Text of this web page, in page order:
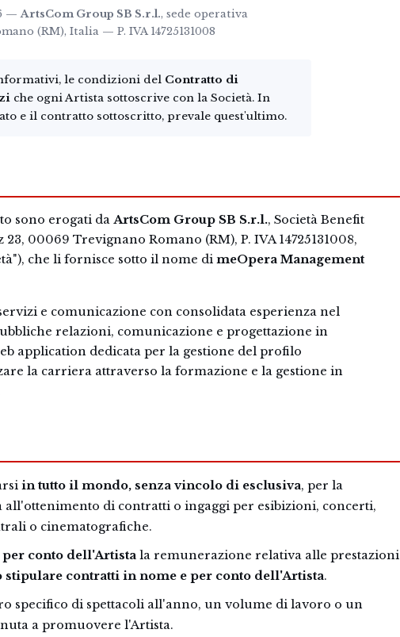
—ArtsCom Group SB S.r.l., sede operativa
(RM), Italia — P. IVA 14725131008
le condizioni del Contratto di
che ogni Artista sottoscrive con la Società. In
e il contratto sottoscritto, prevale quest'ultimo.
sono erogati da ArtsCom Group SB S.r.l., Società Benefit
00069 Trevignano Romano (RM), P. IVA 14725131008,
che li fornisce sotto il nome di meOpera Management
e comunicazione con consolidata esperienza nel
relazioni, comunicazione e progettazione in
application dedicata per la gestione del profilo
la carriera attraverso la formazione e la gestione in
in tutto il mondo, senza vincolo di esclusiva, per la
di contratti o ingaggi per esibizioni, concerti,
o cinematografiche.
conto dell'Artista la remunerazione relativa alle prestazioni
stipulare contratti in nome e per conto dell'Artista.
specifico di spettacoli all'anno, un volume di lavoro o un
a promuovere l'Artista.